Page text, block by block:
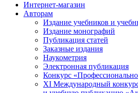
Интернет-магазин
Авторам
Издание учебников и
Издание монографий
Публикация статей
Заказные издания
Наукометрия
Электронная публикация
Конкурс
XI Международный